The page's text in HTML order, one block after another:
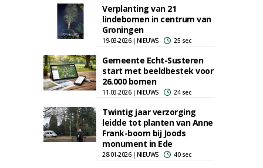
Verplanting van 21
lindebomen in centrum van
Groningen
19-03-2026 | NIEUWS 25 sec
Gemeente Echt-Susteren
start met beeldbestek voor
26.000 bomen
11-03-2026 | NIEUWS 24 sec
Twintig jaar verzorging
leidde tot planten van Anne
Frank-boom bij Joods
monument in Ede
28-01-2026 | NIEUWS 40 sec